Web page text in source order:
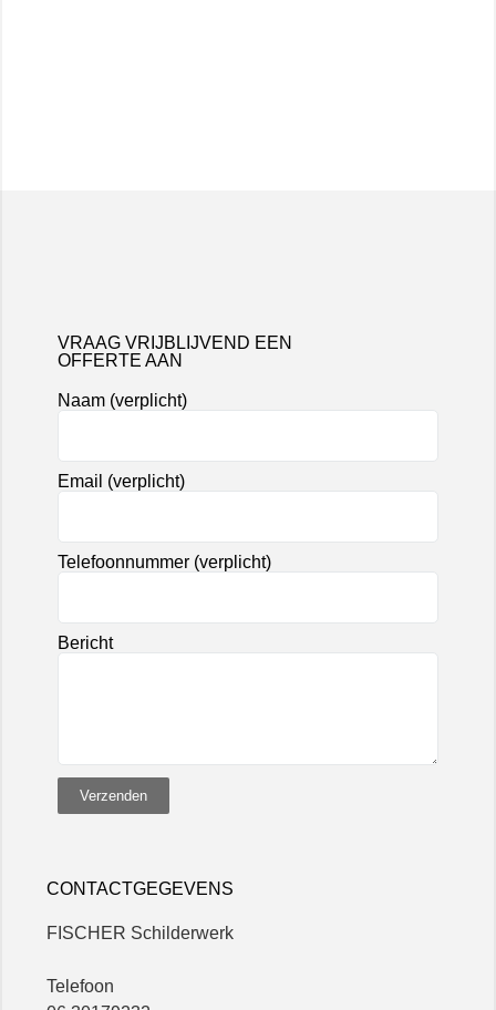
VRAAG VRIJBLIJVEND EEN
OFFERTE AAN
Naam (verplicht)
Email (verplicht)
Telefoonnummer (verplicht)
Bericht
Verzenden
CONTACTGEGEVENS
FISCHER Schilderwerk
Telefoon